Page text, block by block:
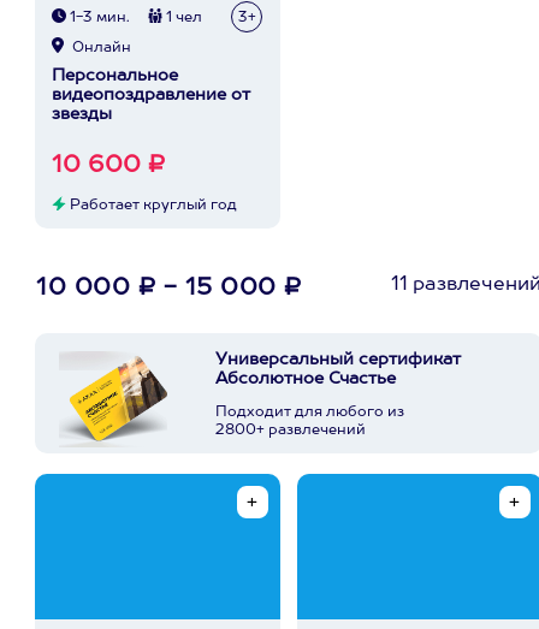
1-3 мин. 1 чел 3+
Онлайн
Персональное
видеопоздравление от
звезды
10 600 ₽
Работает круглый год
10 000 ₽ - 15 000 ₽ 11
Универсальный сертификат
Абсолютное Счастье
Подходит для любого из
2800+ развлечений